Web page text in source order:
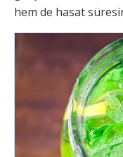
hem de hasat